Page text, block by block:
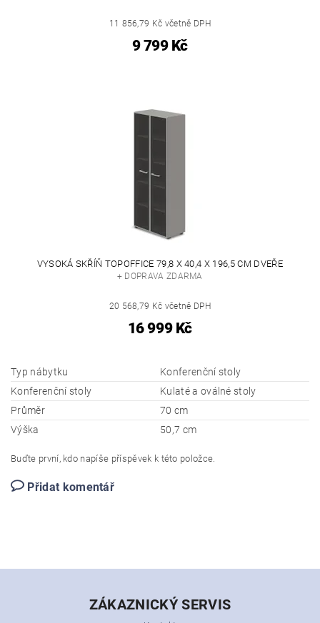
11 856,79 Kč včetně DPH
9 799 Kč
VYSOKÁ SKŘÍŇ TOPOFFICE 79,8 X 40,4 X 196,5 CM DVEŘE
+ DOPRAVA ZDARMA
20 568,79 Kč včetně DPH
16 999 Kč
Typ nábytku
Konferenční stoly
Konferenční stoly
Kulaté a oválné stoly
Průměr
70 cm
Výška
50,7 cm
Buďte první, kdo napíše příspěvek k této položce.
Přidat komentář
ZÁKAZNICKÝ SERVIS